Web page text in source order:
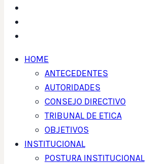
HOME
ANTECEDENTES
AUTORIDADES
CONSEJO DIRECTIVO
TRIBUNAL DE ETICA
OBJETIVOS
INSTITUCIONAL
POSTURA INSTITUCIONAL